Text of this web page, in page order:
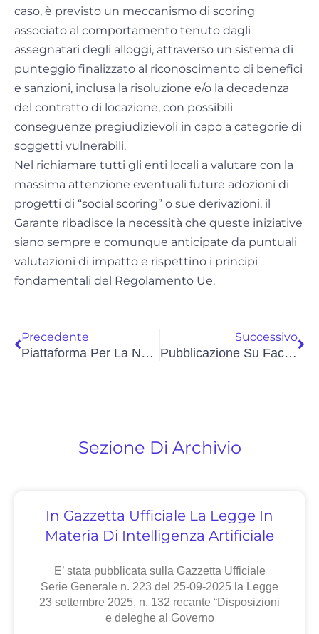
caso, è previsto un meccanismo di scoring
associato al comportamento tenuto dagli
assegnatari degli alloggi, attraverso un sistema di
punteggio finalizzato al riconoscimento di benefici
e sanzioni, inclusa la risoluzione e/o la decadenza
del contratto di locazione, con possibili
conseguenze pregiudizievoli in capo a categorie di
soggetti vulnerabili.
Nel richiamare tutti gli enti locali a valutare con la
massima attenzione eventuali future adozioni di
progetti di “social scoring” o sue derivazioni, il
Garante ribadisce la necessità che queste iniziative
siano sempre e comunque anticipate da puntuali
valutazioni di impatto e rispettino i principi
fondamentali del Regolamento Ue.
Precedente
Piattaforma Per La Notifica Degli Atti Della Pubblica AMministrazione (PND)
Successivo
Pubblicazione Su Facebook Di Filmati Della Videosorveglianza: Interviene Il Garante Privacy
Sezione Di Archivio
In Gazzetta Ufficiale La Legge In
Materia Di Intelligenza Artificiale
E’ stata pubblicata sulla Gazzetta Ufficiale
Serie Generale n. 223 del 25-09-2025 la Legge
23 settembre 2025, n. 132 recante “Disposizioni
e deleghe al Governo